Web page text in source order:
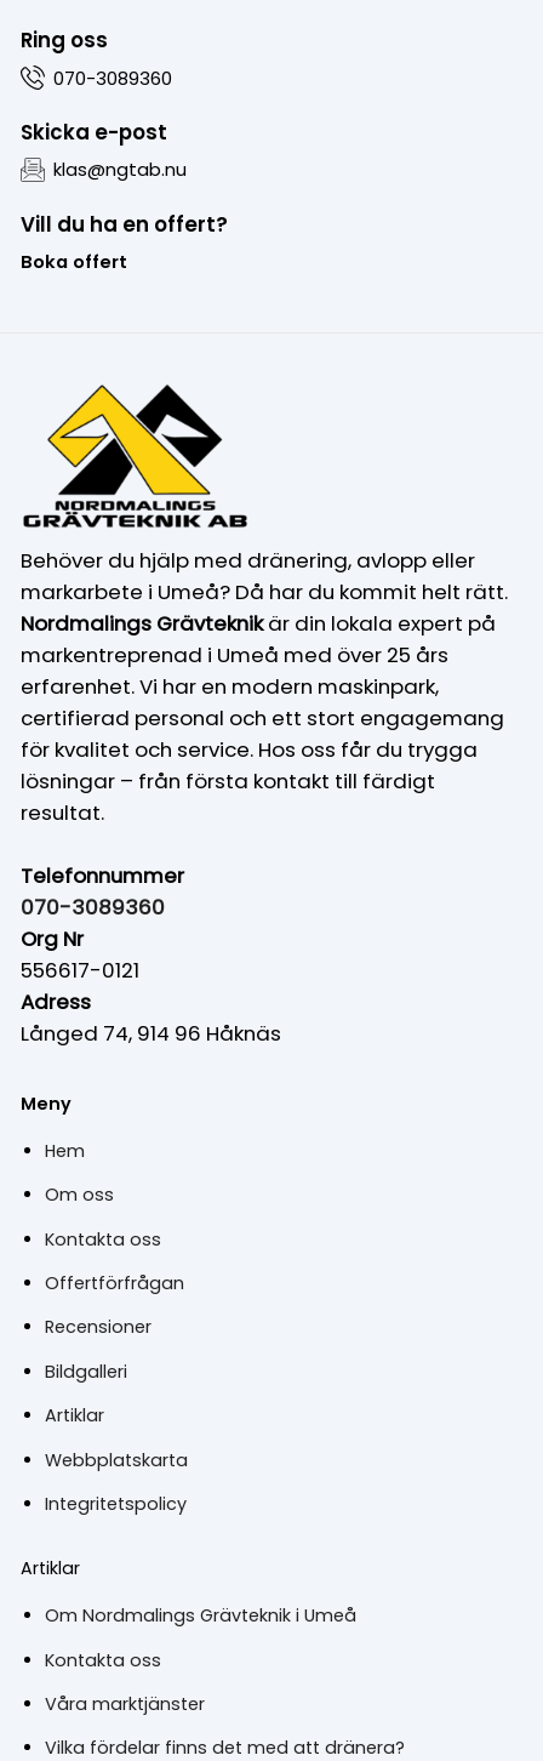
Ring oss
070-3089360
Skicka e-post
klas@ngtab.nu
Vill du ha en offert?
Boka offert
Behöver du hjälp med dränering, avlopp eller
markarbete i Umeå? Då har du kommit helt rätt.
Nordmalings Grävteknikär din lokala expert på
markentreprenad i Umeå med över 25 års
erfarenhet. Vi har en modern maskinpark,
certifierad personal och ett stort engagemang
för kvalitet och service. Hos oss får du trygga
lösningar – från första kontakt till färdigt
resultat.
Telefonnummer
070-3089360
Org Nr
556617-0121
Adress
Långed 74, 914 96 Håknäs
Meny
Hem
Om oss
Kontakta oss
Offertförfrågan
Recensioner
Bildgalleri
Artiklar
Webbplatskarta
Integritetspolicy
Artiklar
Om Nordmalings Grävteknik i Umeå
Kontakta oss
Våra marktjänster
Vilka fördelar finns det med att dränera?